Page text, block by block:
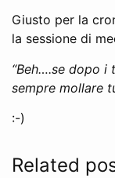
Giusto per la
la sessione di
“Beh….se dopo i
sempre mollare
:-)
Related